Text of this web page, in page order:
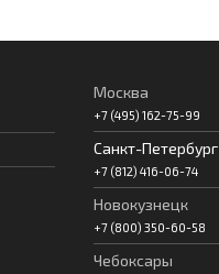
Москва
+7 (495) 162-75-99
Санкт-Петербург
+7 (812) 416-06-74
Новокузнецк
+7 (800) 350-60-58
Чебоксары